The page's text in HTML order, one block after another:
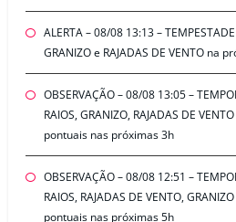
ALERTA – 08/08 13:13 –
GRANIZO e RAJADAS DE VENTO na
OBSERVAÇÃO – 08/08 13:05 –
RAIOS, GRANIZO, RAJADAS DE
pontuais nas próximas 3h
OBSERVAÇÃO – 08/08 12:51 –
RAIOS, RAJADAS DE VENTO,
pontuais nas próximas 5h